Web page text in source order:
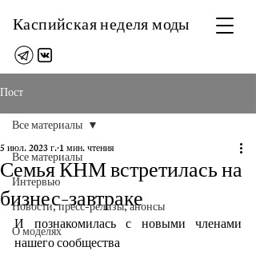
Каспийская неделя моды
Пост
Все материалы
Интервью
Новости, пресс-релизы, анонсы
О моделях
Все материалы
Семья КНМ встретилась на
бизнес-завтраке
5 июл. 2023 г.1 мин. чтения
И познакомилась с новыми членами
нашего сообщества